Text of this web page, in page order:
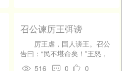
召公谏厉王弭谤
厉王虐，国人谤王。召公
告曰：“民不堪命矣！”王怒，
得卫巫，使监谤者。以告，则
516 0
0